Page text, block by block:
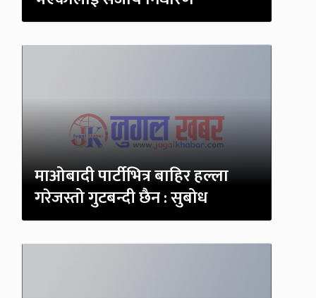
माओबादी पार्टीभित्र बाहिर हल्ला
गरेजस्तो गुटबन्दी छैन : सुबोध